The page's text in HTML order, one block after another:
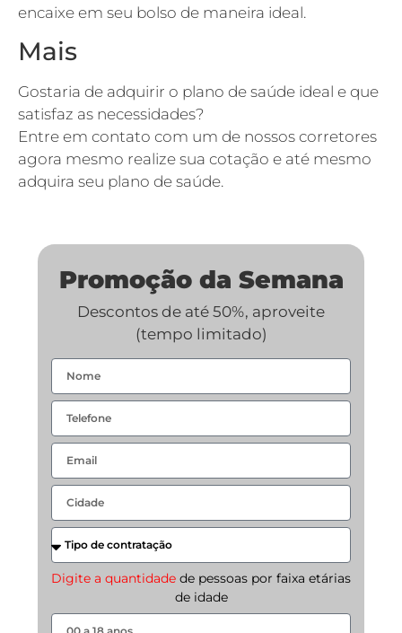
encaixe em seu bolso de maneira ideal.
Mais
Gostaria de adquirir o plano de saúde ideal e que
satisfaz as necessidades?
Entre em contato com um de nossos corretores
agora mesmo realize sua cotação e até mesmo
adquira seu plano de saúde.
Promoção da Semana
Descontos de até 50%, aproveite
(tempo limitado)
Digite a quantidade de pessoas por faixa etárias
de idade